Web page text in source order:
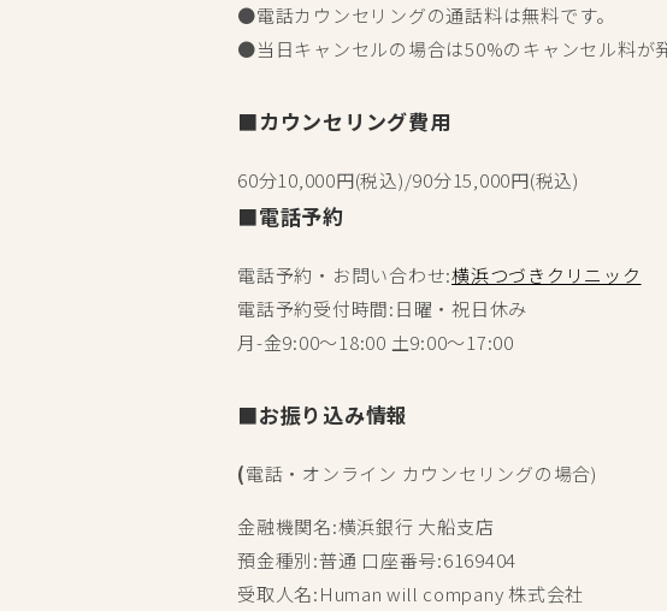
●電話カウンセリングの通話料は無料です。
●当日キャンセルの場合は50%のキャンセル料が
■カウンセリング費用
60分10,000円(税込)/90分15,000円(税込)
■電話予約
電話予約・お問い合わせ:横浜つづきクリニック
電話予約受付時間:日曜・祝日休み
月-金9:00〜18:00 土9:00〜17:00
■お振り込み情報
(電話・オンライン カウンセリングの場合)
金融機関名:横浜銀行 大船支店
預金種別:普通 口座番号:6169404
受取人名:Human will company 株式会社